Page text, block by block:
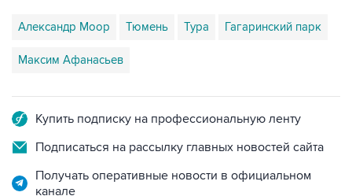
Александр Моор Тюмень Тура Гагаринский парк
Максим Афанасьев
Купить подписку на профессиональную ленту
Подписаться на рассылку главных новостей сайта
Получать оперативные новости в официальном
канале